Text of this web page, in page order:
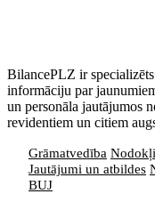
BilancePLZ ir
informāciju par
un personāla jautājumos
revidentiem un citiem
Grāmatvedība Nodokļi
Jautājumi un atbildes
BUJ